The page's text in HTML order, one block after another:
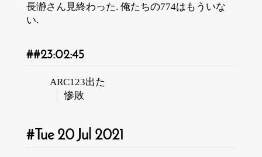
長瀞さん見終わった. 俺たちの774はもういな
い.
23:02:45
ARC123出た
惨敗
Tue 20 Jul 2021